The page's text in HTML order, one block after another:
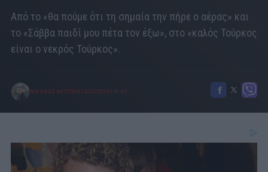
Από το «θα πούμε ότι τη σημαία την πήρε ο αέρας» και
το «Σάββα παιδί μου πέτα τον έξω», στο «καλός Τούρκος
είναι ο νεκρός Τούρκος».
ΝΙΚΟΛΑΣ ΑΚΤΥΠΗΣ 14/02/2018 01:49